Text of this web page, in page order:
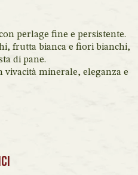
perlage fine e persistente.
frutta bianca e fiori bianchi,
di pane.
vivacità minerale, eleganza e